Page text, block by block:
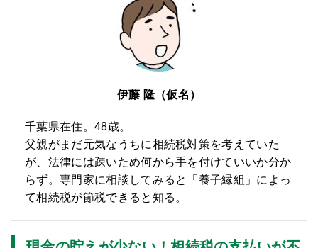
伊藤 隆（仮名）
千葉県在住。48歳。
父親がまだ元気なうちに相続税対策を考えていた
が、法律には疎いため何から手を付けていいか分か
らず。専門家に相談してみると「 養子縁組 」によっ
て相続税が節税できると知る。